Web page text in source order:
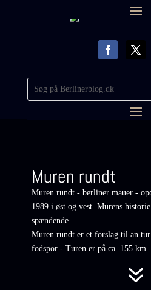
Muren rundt
Muren rundt - berliner mauer -
1989 i øst og vest. Murens
spændende.
Muren rundt er et forslag til an
fodspor - Turen er på ca. 155 km.
7